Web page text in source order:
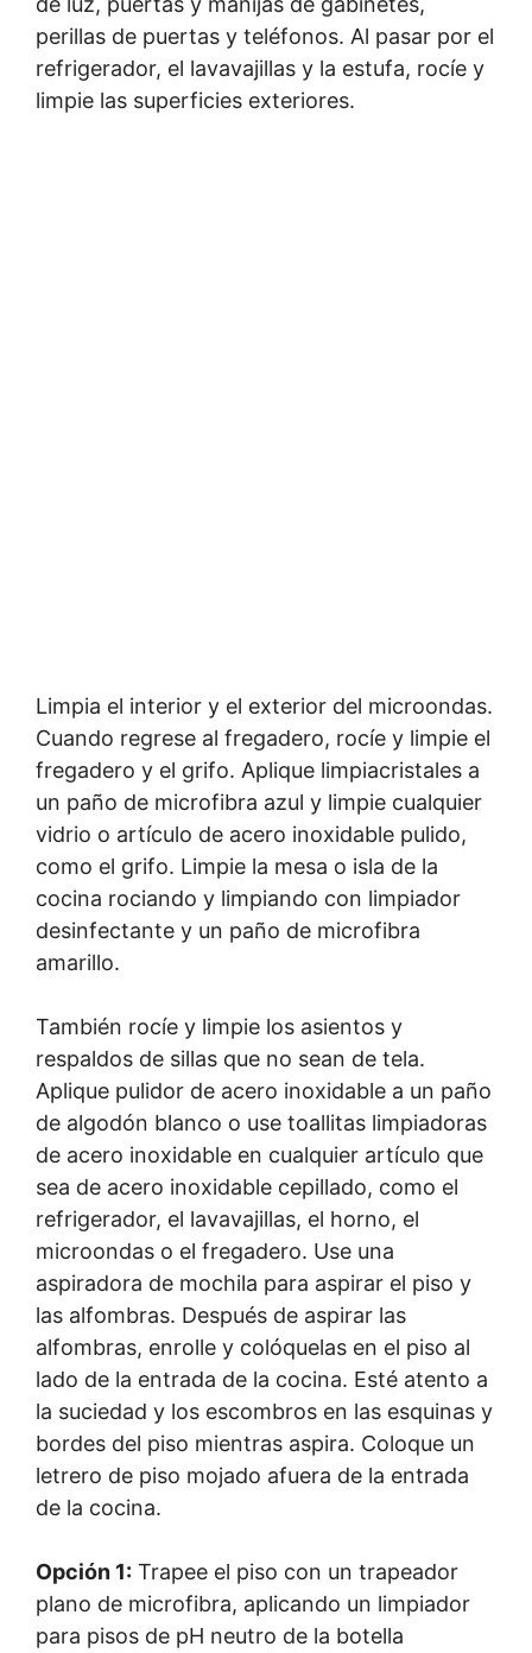
perillas de puertas y teléfonos. Al pasar por el
refrigerador, el lavavajillas y la estufa, rocíe y
limpie las superficies exteriores.
Limpia el interior y el exterior del microondas.
Cuando regrese al fregadero, rocíe y limpie el
fregadero y el grifo. Aplique limpiacristales a
un paño de microfibra azul y limpie cualquier
vidrio o artículo de acero inoxidable pulido,
como el grifo. Limpie la mesa o isla de la
cocina rociando y limpiando con limpiador
desinfectante y un paño de microfibra
amarillo.
También rocíe y limpie los asientos y
respaldos de sillas que no sean de tela.
Aplique pulidor de acero inoxidable a un paño
de algodón blanco o use toallitas limpiadoras
de acero inoxidable en cualquier artículo que
sea de acero inoxidable cepillado, como el
refrigerador, el lavavajillas, el horno, el
microondas o el fregadero. Use una
aspiradora de mochila para aspirar el piso y
las alfombras. Después de aspirar las
alfombras, enrolle y colóquelas en el piso al
lado de la entrada de la cocina. Esté atento a
la suciedad y los escombros en las esquinas y
bordes del piso mientras aspira. Coloque un
letrero de piso mojado afuera de la entrada
de la cocina.
Opción 1: Trapee el piso con un trapeador
plano de microfibra, aplicando un limpiador
para pisos de pH neutro de la botella